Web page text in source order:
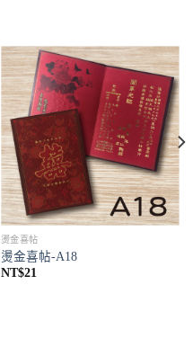
燙金喜帖
燙金喜帖-A18
NT$21